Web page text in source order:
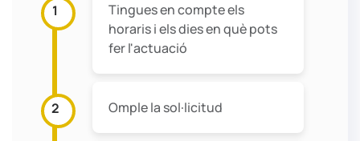
Tingues en compte els
horaris i els dies en què pots
fer l'actuació
1
Omple la sol·licitud
2